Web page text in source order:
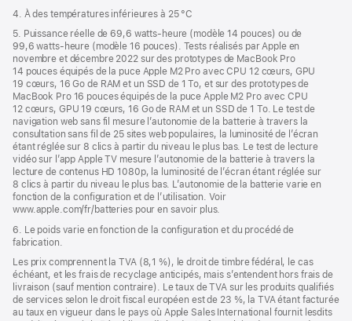
4. À des températures inférieures à 25 °C
5. Puissance réelle de 69,6 watts-heure (modèle 14 pouces) ou de
99,6 watts-heure (modèle 16 pouces). Tests réalisés par Apple en
novembre et décembre 2022 sur des prototypes de MacBook Pro
14 pouces équipés de la puce Apple M2 Pro avec CPU 12 cœurs, GPU
19 cœurs, 16 Go de RAM et un SSD de 1 To, et sur des prototypes de
MacBook Pro 16 pouces équipés de la puce Apple M2 Pro avec CPU
12 cœurs, GPU 19 cœurs, 16 Go de RAM et un SSD de 1 To. Le test de
navigation web sans fil mesure l’autonomie de la batterie à travers la
consultation sans fil de 25 sites web populaires, la luminosité de l’écran
étant réglée sur 8 clics à partir du niveau le plus bas. Le test de lecture
vidéo sur l’app Apple TV mesure l’autonomie de la batterie à travers la
lecture de contenus HD 1080p, la luminosité de l’écran étant réglée sur
8 clics à partir du niveau le plus bas. L’autonomie de la batterie varie en
fonction de la configuration et de l’utilisation. Voir
www.apple.com/fr/batteries pour en savoir plus.
6. Le poids varie en fonction de la configuration et du procédé de
fabrication.
Les prix comprennent la TVA (8,1 %), le droit de timbre fédéral, le cas
échéant, et les frais de recyclage anticipés, mais s’entendent hors frais de
livraison (sauf mention contraire). Le taux de TVA sur les produits qualifiés
de services selon le droit fiscal européen est de 23 %, la TVA étant facturée
au taux en vigueur dans le pays où Apple Sales International fournit lesdits